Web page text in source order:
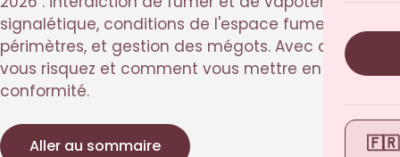
🇫🇷
signalétique, conditions de l'espace fumeur,
périmètres, et gestion des mégots. Avec ce que
vous risquez et comment vous mettre en
conformité.
Aller au sommaire